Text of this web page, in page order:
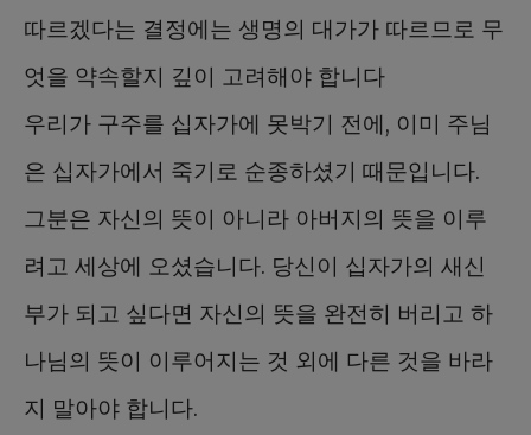
따르겠다는 결정에는 생명의 대가가 따르므로 무
엇을 약속할지 깊이 고려해야 합니다
우리가 구주를 십자가에 못박기 전에, 이미 주님
은 십자가에서 죽기로 순종하셨기 때문입니다.
그분은 자신의 뜻이 아니라 아버지의 뜻을 이루
려고 세상에 오셨습니다. 당신이 십자가의 새신
부가 되고 싶다면 자신의 뜻을 완전히 버리고 하
나님의 뜻이 이루어지는 것 외에 다른 것을 바라
지 말아야 합니다.